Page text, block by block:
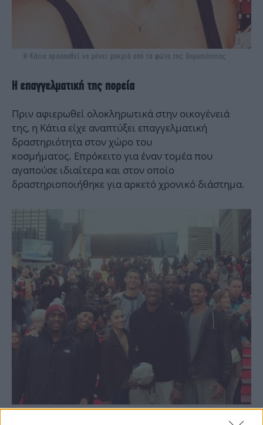
Η Κάτια προσπαθεί να μένει μακριά από τα φώτα της δημοσιότητας
Η επαγγελματική της πορεία
Πριν αφιερωθεί ολοκληρωτικά στην οικογένειά
της, η Κάτια είχε αναπτύξει επαγγελματική
δραστηριότητα στον χώρο του
κοσμήματος. Επρόκειτο για έναν τομέα που
αγαπούσε ιδιαίτερα και στον οποίο
δραστηριοποιήθηκε για αρκετό χρονικό διάστημα.